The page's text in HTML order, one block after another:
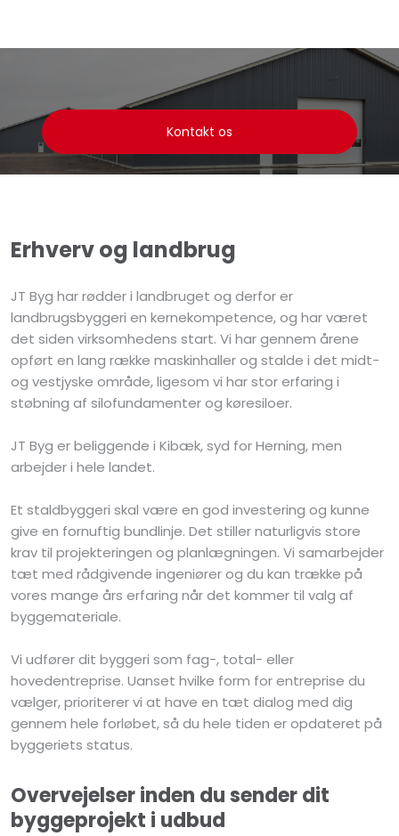
Kontakt os​
Erhverv og landbrug
JT Byg har rødder i landbruget og derfor er
landbrugsbyggeri en kernekompetence, og har været
det siden virksomhedens start. Vi har gennem årene
opført en lang række maskinhaller og stalde i det midt-
og vestjyske område, ligesom vi har stor erfaring i
støbning af silofundamenter og køresiloer.
JT Byg er beliggende i Kibæk, syd for Herning, men
arbejder i hele landet.
Et staldbyggeri skal være en god investering og kunne
give en fornuftig bundlinje. Det stiller naturligvis store
krav til projekteringen og planlægningen. Vi samarbejder
tæt med rådgivende ingeniører og du kan trække på
vores mange års erfaring når det kommer til valg af
byggemateriale.
Vi udfører dit byggeri som fag-, total- eller
hovedentreprise. Uanset hvilke form for entreprise du
vælger, prioriterer vi at have en tæt dialog med dig
gennem hele forløbet, så du hele tiden er opdateret på
byggeriets status.
Overvejelser inden du sender dit
byggeprojekt i udbud